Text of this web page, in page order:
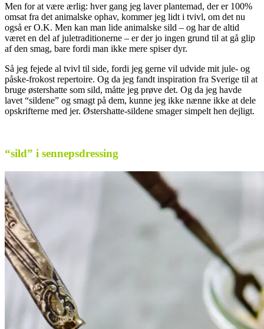
Men for at være ærlig: hver gang jeg laver plantemad, der er 100%
omsat fra det animalske ophav, kommer jeg lidt i tvivl, om det nu
også er O.K. Men kan man lide animalske sild – og har de altid
været en del af juletraditionerne – er der jo ingen grund til at gå glip
af den smag, bare fordi man ikke mere spiser dyr.
Så jeg fejede al tvivl til side, fordi jeg gerne vil udvide mit jule- og
påske-frokost repertoire. Og da jeg fandt inspiration fra Sverige til at
bruge østershatte som sild, måtte jeg prøve det. Og da jeg havde
lavet “sildene” og smagt på dem, kunne jeg ikke nænne ikke at dele
opskrifterne med jer. Østershatte-sildene smager simpelt hen dejligt.
“sild” i sennepsdressing